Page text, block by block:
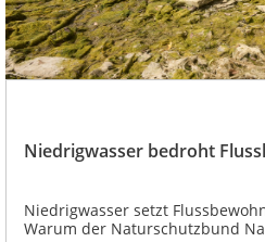
Niedrigwasser bedroht
Niedrigwasser setzt
Warum der Naturschutzbund